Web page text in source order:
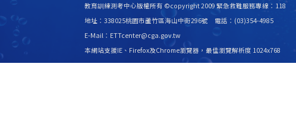
教育訓練測考中心版權所有 ©copyright 2009 緊急救難服務專線：118
地址：338025桃園市蘆竹區海山中街296號 電話：(03)354-4985
E-Mail：ETTcenter@cga.gov.tw
本網站支援IE、Firefox及Chrome瀏覽器，最佳瀏覽解析度 1024x768
更新日期115年08月08日 瀏覽人次2531516